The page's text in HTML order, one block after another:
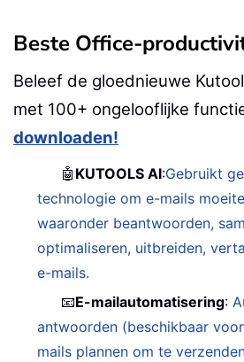
Beste Office-
Beleef de gloednieuwe
met 100+ ongelooflijke
downloaden!
🤖 KUTOOLS AI:Gebruikt
technologie om e-mails
waaronder beantwoorden,
optimaliseren, uitbreiden,
e-mails.
📧E-mailautomatisering:
antwoorden (beschikbaar voor
mails plannen om te